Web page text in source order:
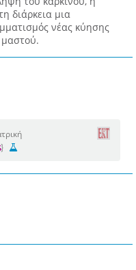
διάρκεια μια
νέας κύησης
μαστού.